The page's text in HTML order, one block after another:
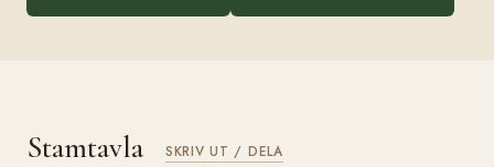
Stamtavla SKRIV UT / DELA